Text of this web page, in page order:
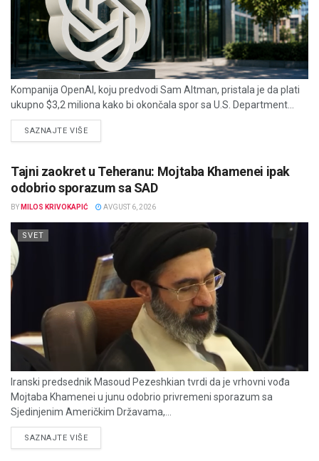
Kompanija OpenAI, koju predvodi Sam Altman, pristala je da plati
ukupno $3,2 miliona kako bi okončala spor sa U.S. Department...
SAZNAJTE VIŠEDETAILS
Tajni zaokret u Teheranu: Mojtaba Khamenei ipak
odobrio sporazum sa SAD
BY MILOS KRIVOKAPIĆ AVGUST 6, 2026
SVET
Iranski predsednik Masoud Pezeshkian tvrdi da je vrhovni vođa
Mojtaba Khamenei u junu odobrio privremeni sporazum sa
Sjedinjenim Američkim Državama,...
SAZNAJTE VIŠEDETAILS